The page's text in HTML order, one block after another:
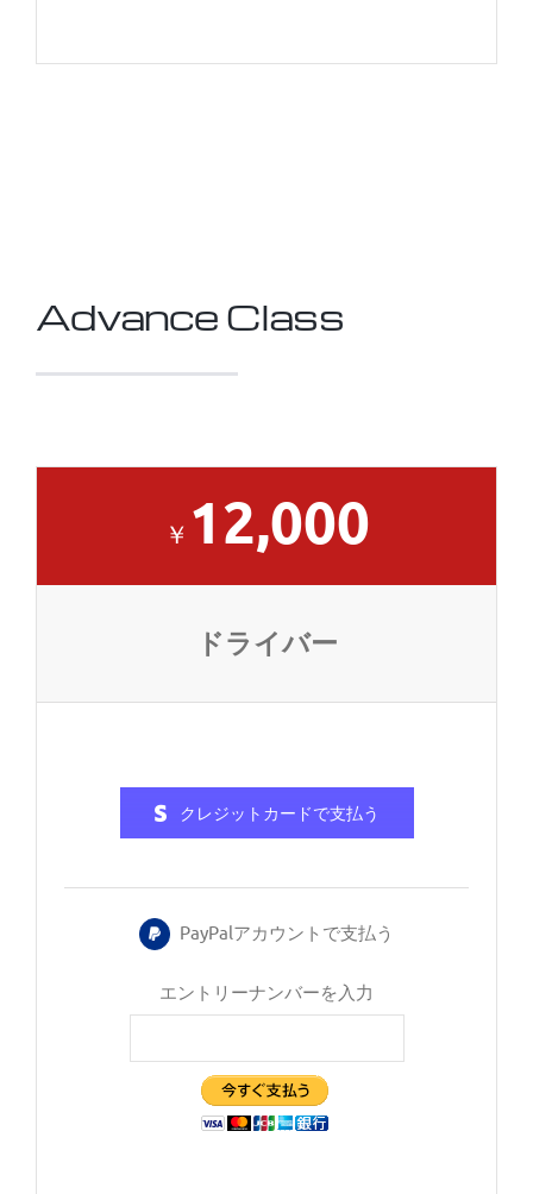
Advance Class
￥ 12,000
ドライバー
クレジットカードで支払う
PayPalアカウントで支払う
エントリーナンバーを入力